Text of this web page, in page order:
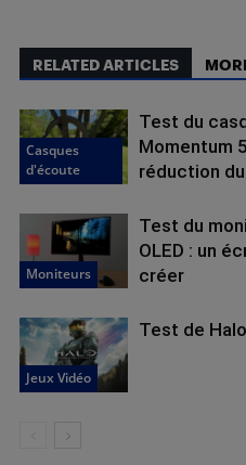
RELATED ARTICLES
Casques
d'écoute
Test du
Momentum
réduction
Moniteurs
Test du
OLED : un
créer
Jeux Vidéo
Test de